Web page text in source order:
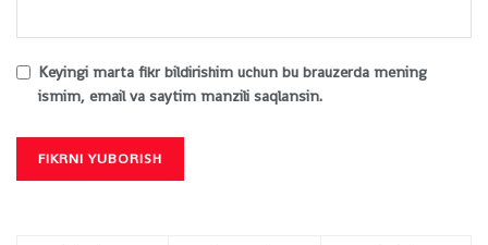
Keyingi marta fikr bildirishim uchun bu brauzerda mening
ismim, email va saytim manzili saqlansin.